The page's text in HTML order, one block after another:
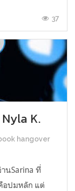
37
K.
hangover
นSarina ที่
อปมหลัก แต่